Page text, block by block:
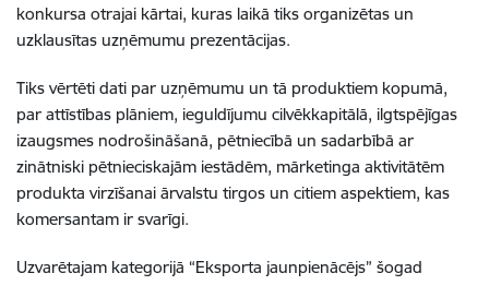
konkursa otrajai kārtai, kuras laikā tiks organizētas un
uzklausītas uzņēmumu prezentācijas.
Tiks vērtēti dati par uzņēmumu un tā produktiem kopumā,
par attīstības plāniem, ieguldījumu cilvēkkapitālā, ilgtspējīgas
izaugsmes nodrošināšanā, pētniecībā un sadarbībā ar
zinātniski pētnieciskajām iestādēm, mārketinga aktivitātēm
produkta virzīšanai ārvalstu tirgos un citiem aspektiem, kas
komersantam ir svarīgi.
Uzvarētajam kategorijā “Eksporta jaunpienācējs” šogad